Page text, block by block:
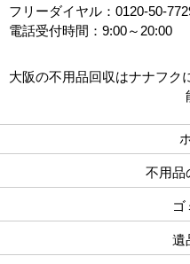
フリーダイヤル：0120-50-
電話受付時間：9:00～20:00
大阪の不用品回収はナナフク
不用品
ゴ
遺